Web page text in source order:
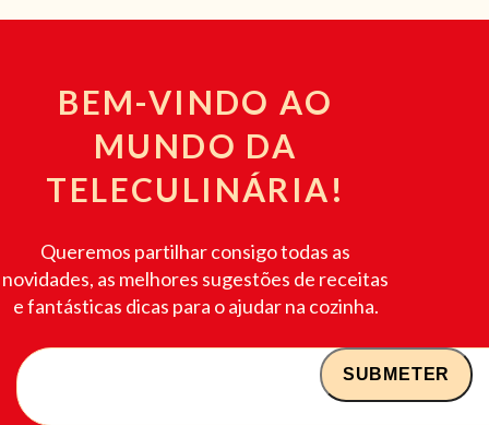
BEM-VINDO AO
MUNDO DA
TELECULINÁRIA!
Queremos partilhar consigo todas as
novidades, as melhores sugestões de receitas
e fantásticas dicas para o ajudar na cozinha.